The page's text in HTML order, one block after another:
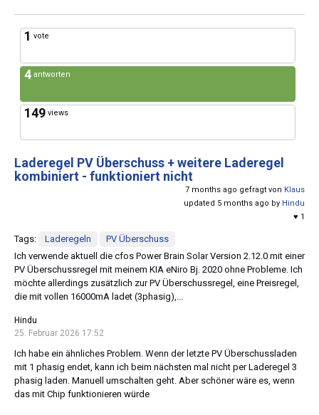
1 vote
4 antworten
149 views
Laderegel PV Überschuss + weitere Laderegel
kombiniert - funktioniert nicht
7 months ago gefragt von Klaus
updated 5 months ago by Hindu
♥ 1
Tags: Laderegeln
PV Überschuss
Ich verwende aktuell die cfos Power Brain Solar Version 2.12.0 mit einer
PV Überschussregel mit meinem KIA eNiro Bj. 2020 ohne Probleme. Ich
möchte allerdings zusätzlich zur PV Überschussregel, eine Preisregel,
die mit vollen 16000mA ladet (3phasig),...
Hindu
25. Februar 2026 17:52
Ich habe ein ähnliches Problem. Wenn der letzte PV Überschussladen
mit 1 phasig endet, kann ich beim nächsten mal nicht per Laderegel 3
phasig laden. Manuell umschalten geht. Aber schöner wäre es, wenn
das mit Chip funktionieren würde